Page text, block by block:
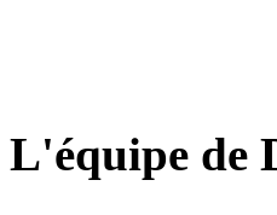
L'équipe de